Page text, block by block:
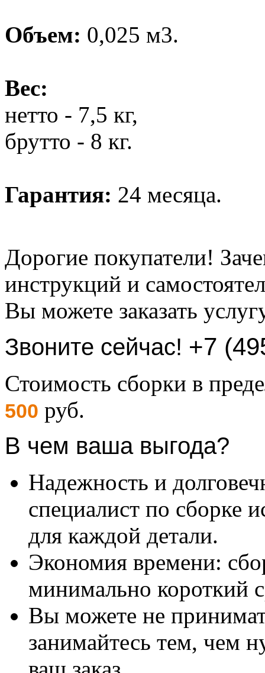
Объем: 0,025 м3.
Вес:
нетто - 7,5 кг,
брутто - 8 кг.
Гарантия: 24 месяца.
Дорогие покупатели!
инструкций и
Вы можете заказать
Звоните сейчас! +7
Стоимость сборки в
500 руб.
В чем ваша выгода?
Надежность и
специалист по сборке
для каждой детали.
Экономия времени:
минимально короткий
Вы можете не
занимайтесь тем, чем